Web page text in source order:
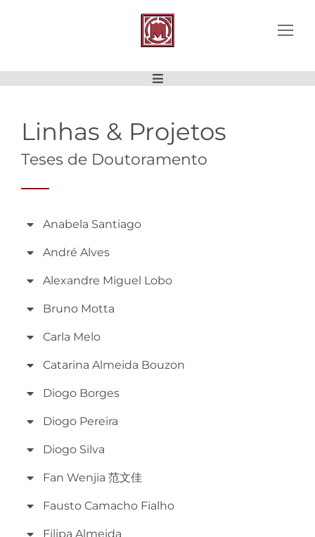
Linhas & Projetos
Teses de Doutoramento
Anabela Santiago
André Alves
Alexandre Miguel Lobo
Bruno Motta
Carla Melo
Catarina Almeida Bouzon
Diogo Borges
Diogo Pereira
Diogo Silva
Fan Wenjia 范文佳
Fausto Camacho Fialho
Filipa Almeida